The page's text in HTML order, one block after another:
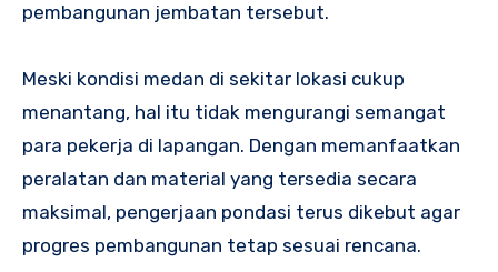
pembangunan jembatan tersebut.
Meski kondisi medan di sekitar lokasi cukup
menantang, hal itu tidak mengurangi semangat
para pekerja di lapangan. Dengan memanfaatkan
peralatan dan material yang tersedia secara
maksimal, pengerjaan pondasi terus dikebut agar
progres pembangunan tetap sesuai rencana.